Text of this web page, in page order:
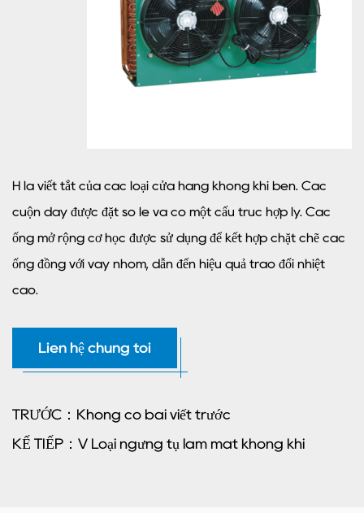
H là viết tắt của các loại cửa hàng không khí bên. Các
cuộn dây được đặt so le và có một cấu trúc hợp lý. Các
ống mở rộng cơ học được sử dụng để kết hợp chặt chẽ các
ống đồng với vây nhôm, dẫn đến hiệu quả trao đổi nhiệt
cao.
Liên hệ chúng tôi
TRƯỚC：Không có bài viết trước
KẾ TIẾP：V Loại ngưng tụ làm mát không khí